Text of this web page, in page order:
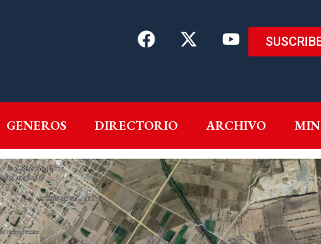
GENEROS DIRECTORIO ARCHIVO
GENEROS DIRECTORIO ARCHIVO